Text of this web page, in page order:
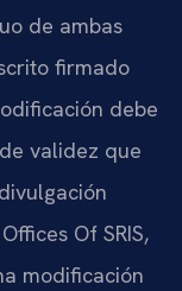
de ambas
firmado
debe
validez que
Of SRIS,
modificación